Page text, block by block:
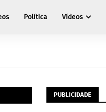
Política Vídeos
PUBLICIDADE